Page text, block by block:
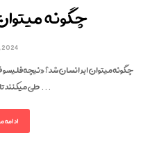
چگونه
چگونه میتوان ابر انسان شد؟ «نیچه
طی میکنندتابه ابر انسان تکامل ...